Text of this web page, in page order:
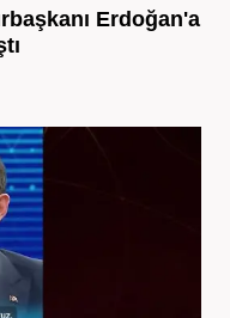
Erdoğan'a